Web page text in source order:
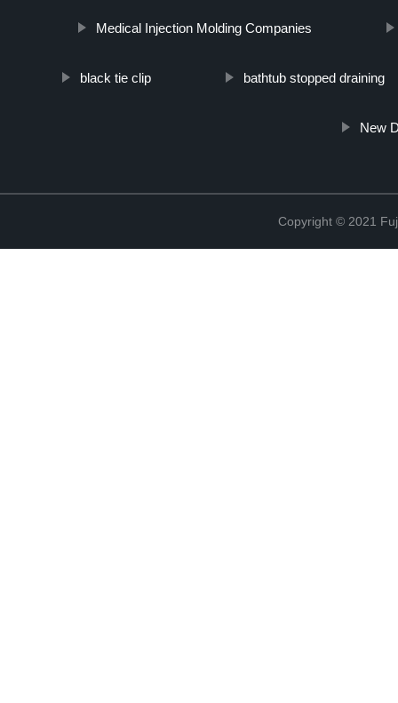
Medical Injection Molding Companies
black tie clip bathtub stopped draining
New
Copyright © 2021